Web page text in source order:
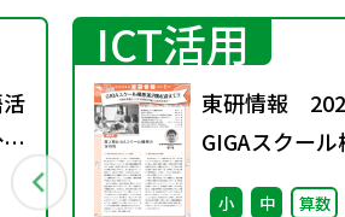
ICT活用
東研情報
GIGAスクー
を迎えて ②
小 中 算数